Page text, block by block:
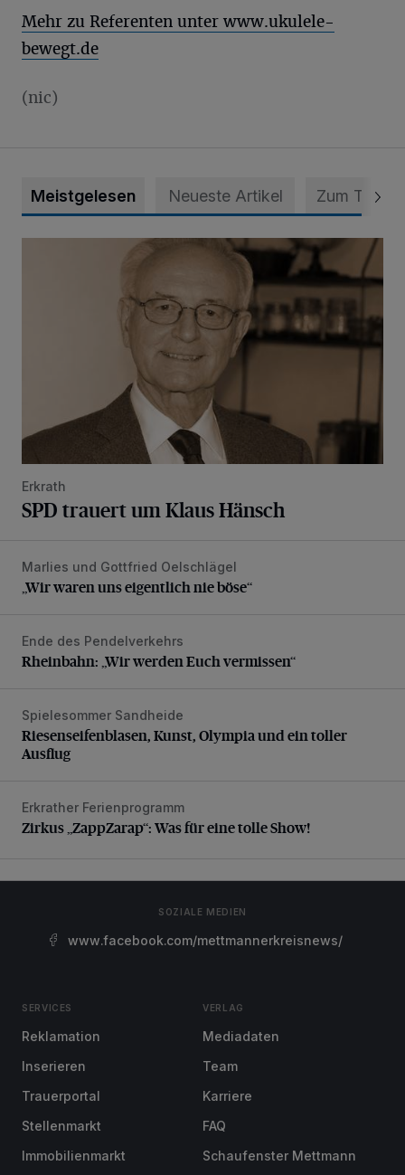
Mehr zu Referenten unter www.ukulele-
bewegt.de
(nic)
Meistgelesen Neueste Artikel Zum Thema
SPD trauert um Klaus Hänsch
Erkrath
SPD trauert um Klaus Hänsch
„Wir waren uns eigentlich nie böse“
Marlies und Gottfried Oelschlägel
„Wir waren uns eigentlich nie böse“
Rheinbahn: „Wir werden Euch vermissen“
Ende des Pendelverkehrs
Rheinbahn: „Wir werden Euch vermissen“
Riesenseifenblasen, Kunst, Olympia und ein toller Ausflug
Spielesommer Sandheide
Riesenseifenblasen, Kunst, Olympia und ein toller
Ausflug
Zirkus „ZappZarap“: Was für eine tolle Show!
Erkrather Ferienprogramm
Zirkus „ZappZarap“: Was für eine tolle Show!
SOZIALE MEDIEN
www.facebook.com/mettmannerkreisnews/
SERVICES
Reklamation
Inserieren
Trauerportal
Stellenmarkt
Immobilienmarkt
VERLAG
Mediadaten
Team
Karriere
FAQ
Schaufenster Mettmann